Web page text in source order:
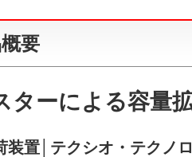
要
ターによる容量
装置│テクシオ・テクノ